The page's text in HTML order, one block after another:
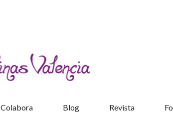
Colabora Blog Revista